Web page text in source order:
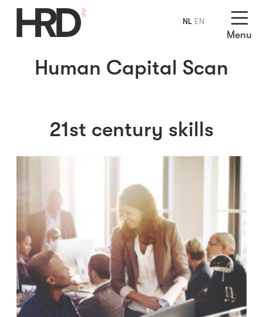
Menu
Human Capital Scan
21st century skills
NL EN